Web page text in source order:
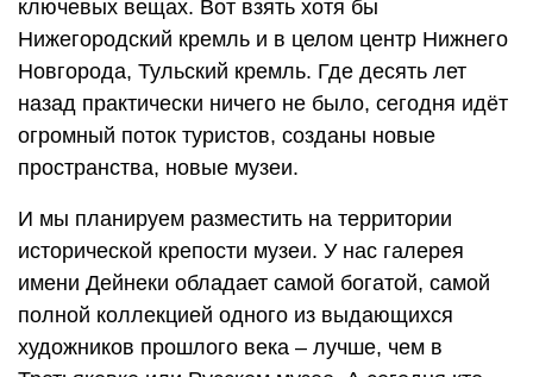
ключевых вещах. Вот взять хотя бы
Нижегородский кремль и в целом центр Нижнего
Новгорода, Тульский кремль. Где десять лет
назад практически ничего не было, сегодня идёт
огромный поток туристов, созданы новые
пространства, новые музеи.
И мы планируем разместить на территории
исторической крепости музеи. У нас галерея
имени Дейнеки обладает самой богатой, самой
полной коллекцией одного из выдающихся
художников прошлого века – лучше, чем в